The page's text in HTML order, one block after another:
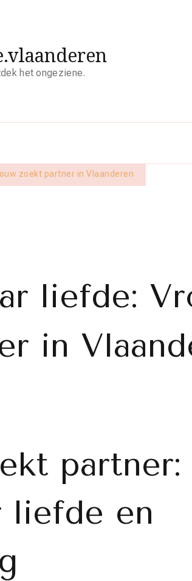
het ongeziene.
zoekt partner in Vlaanderen
liefde:
in
partner:
liefde en